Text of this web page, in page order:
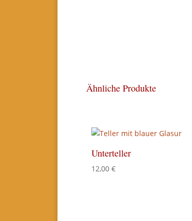
Ähnliche Produkte
Unterteller
12,00 €